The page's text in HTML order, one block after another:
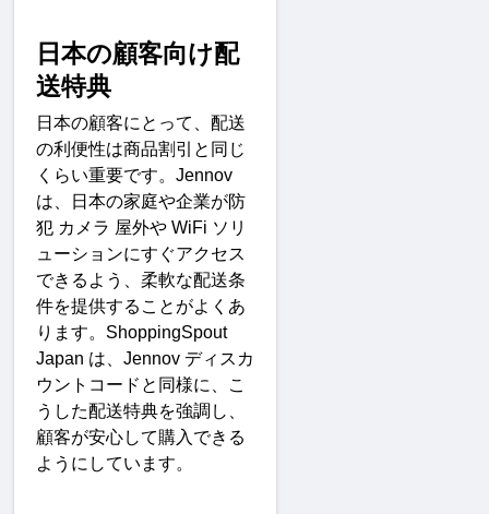
日本の顧客向け配
送特典
日本の顧客にとって、配送
の利便性は商品割引と同じ
くらい重要です。
は、日本の家庭や企業が防
犯 カメラ 屋外や WiFi ソリ
ューションにすぐアクセス
できるよう、柔軟な配送条
件を提供することがよくあ
ります。 ShoppingSpout
Japan は、 Jennov ディスカ
ウントコードと同様に、こ
うした配送特典を強調し、
顧客が安心して購入できる
ようにしています。